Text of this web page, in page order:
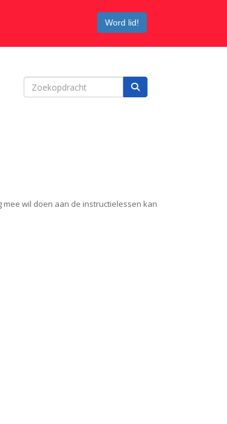
Word lid!
wil doen aan de instructielessen kan